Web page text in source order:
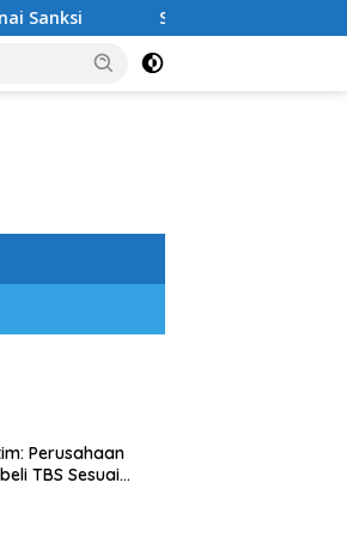
Sambangi Wabup dan Disbun,
Perusahaan
TBS Sesuai